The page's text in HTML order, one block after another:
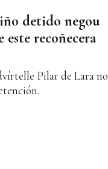
detido negou
este recoñecera
Pilar de Lara no